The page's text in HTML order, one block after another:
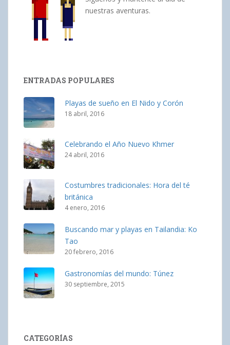
nuestras aventuras.
ENTRADAS POPULARES
Playas de sueño en El Nido y Corón
18 abril, 2016
Celebrando el Año Nuevo Khmer
24 abril, 2016
Costumbres tradicionales: Hora del té
británica
4 enero, 2016
Buscando mar y playas en Tailandia: Ko
Tao
20 febrero, 2016
Gastronomías del mundo: Túnez
30 septiembre, 2015
CATEGORÍAS